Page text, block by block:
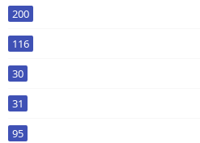
200
116
30
31
95